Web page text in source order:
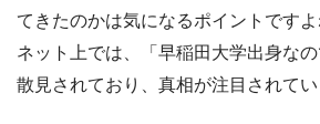
てきたのかは気になるポイントです
ネット上では、「早稲田大学出身な
散見されており、真相が注目されてい